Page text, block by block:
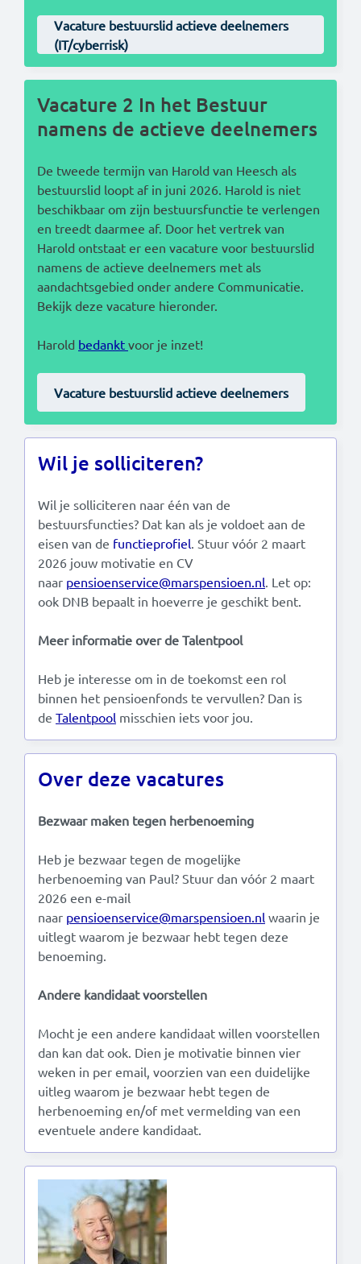
Vacature bestuurslid actieve deelnemers
(IT/cyberrisk)
Vacature 2 In het Bestuur
namens de actieve deelnemers
De tweede termijn van Harold van Heesch als
bestuurslid loopt af in juni 2026. Harold is niet
beschikbaar om zijn bestuursfunctie te verlengen
en treedt daarmee af. Door het vertrek van
Harold ontstaat er een vacature voor bestuurslid
namens de actieve deelnemers met als
aandachtsgebied onder andere Communicatie.
Bekijk deze vacature hieronder.
Harold bedankt voor je inzet!
Vacature bestuurslid actieve deelnemers
Wil je solliciteren?
Wil je solliciteren naar één van de
bestuursfuncties? Dat kan als je voldoet aan de
eisen van de functieprofiel. Stuur vóór 2 maart
2026 jouw motivatie en CV
naar pensioenservice@marspensioen.nl. Let op:
ook DNB bepaalt in hoeverre je geschikt bent.
Meer informatie over de Talentpool
Heb je interesse om in de toekomst een rol
binnen het pensioenfonds te vervullen? Dan is
de Talentpool misschien iets voor jou.
Over deze vacatures
Bezwaar maken tegen herbenoeming
Heb je bezwaar tegen de mogelijke
herbenoeming van Paul? Stuur dan vóór 2 maart
2026 een e-mail
naar pensioenservice@marspensioen.nl waarin je
uitlegt waarom je bezwaar hebt tegen deze
benoeming.
Andere kandidaat voorstellen
Mocht je een andere kandidaat willen voorstellen
dan kan dat ook. Dien je motivatie binnen vier
weken in per email, voorzien van een duidelijke
uitleg waarom je bezwaar hebt tegen de
herbenoeming en/of met vermelding van een
eventuele andere kandidaat.